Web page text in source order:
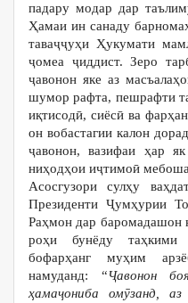
падару модар дар
Ҳамаи ин санаду
таваҷҷуҳи Ҳукумати
ҷомеа ҷиддист. Зеро
ҷавонон яке аз
шумор рафта, пешрафти
иқтисодӣ, сиёсӣ ва
он вобастагии калон
ҷавонон, вазифаи ҳар
ниҳодҳои иҷтимоӣ
Асосгузори сулҳу
Президенти Ҷумҳурии
Раҳмон дар баромадашон
роҳи бунёду таҳкими
бофарҳанг муҳим
намуданд: “Ҷавонон
ҳамаҷониба омӯзанд аз